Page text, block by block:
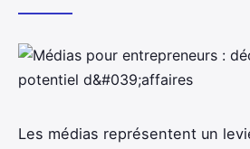
Les médias représentent un